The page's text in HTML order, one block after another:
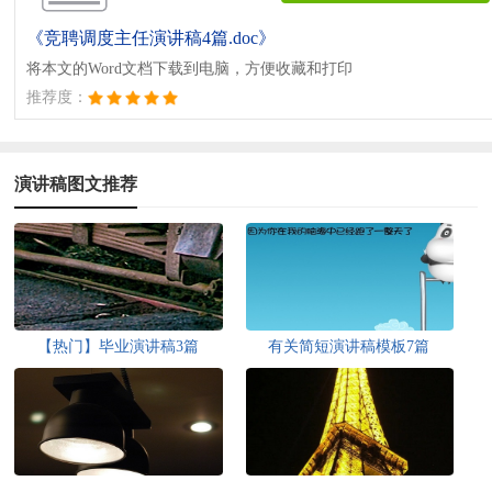
《竞聘调度主任演讲稿4篇.doc》
将本文的Word文档下载到电脑，方便收藏和打印
推荐度：
演讲稿图文推荐
【热门】毕业演讲稿3篇 有关简短演讲稿模板7篇